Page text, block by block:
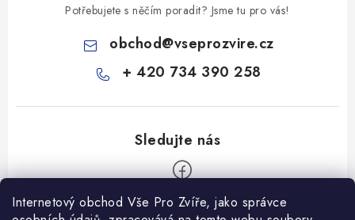
Internetový obchod Vše Pro Zvíře, jako správce
Potřebujete s něčím poradit? Jsme tu pro vás!
obchod@vseprozvire.cz
+ 420 734 390 258